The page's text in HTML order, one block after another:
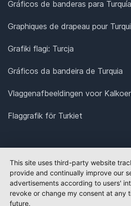
Gráficos de banderas para Turquía
Graphiques de drapeau pour
Grafiki flagi: Turcja
Gráficos da bandeira de Turquia
Vlaggenafbeeldingen voor
Flaggrafik för Turkiet
This site uses third-party website
provide and continually improve our
advertisements according to users'
revoke or change my consent at any
future.